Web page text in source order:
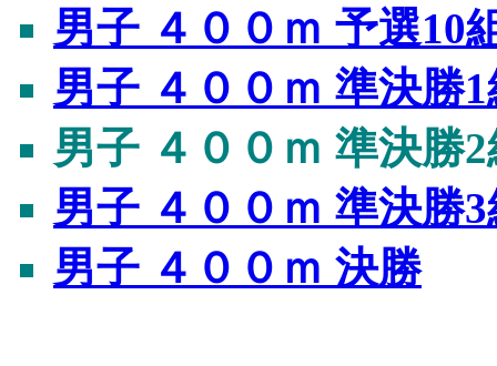
男子 ４００ｍ 予選10
男子 ４００ｍ 準決勝
男子 ４００ｍ 準決勝
男子 ４００ｍ 準決勝
男子 ４００ｍ 決勝